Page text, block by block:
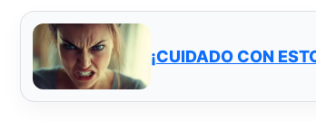
¡CUIDADO CON